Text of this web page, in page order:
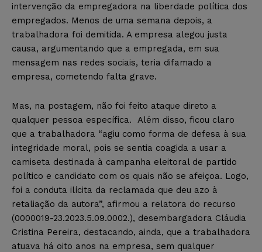
intervenção da empregadora na liberdade política dos
empregados. Menos de uma semana depois, a
trabalhadora foi demitida. A empresa alegou justa
causa, argumentando que a empregada, em sua
mensagem nas redes sociais, teria difamado a
empresa, cometendo falta grave.
Mas, na postagem, não foi feito ataque direto a
qualquer pessoa específica. Além disso, ficou claro
que a trabalhadora “agiu como forma de defesa à sua
integridade moral, pois se sentia coagida a usar a
camiseta destinada à campanha eleitoral de partido
político e candidato com os quais não se afeiçoa. Logo,
foi a conduta ilícita da reclamada que deu azo à
retaliação da autora”, afirmou a relatora do recurso
(0000019-23.2023.5.09.0002.), desembargadora Cláudia
Cristina Pereira, destacando, ainda, que a trabalhadora
atuava há oito anos na empresa, sem qualquer